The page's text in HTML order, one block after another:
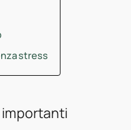
stress